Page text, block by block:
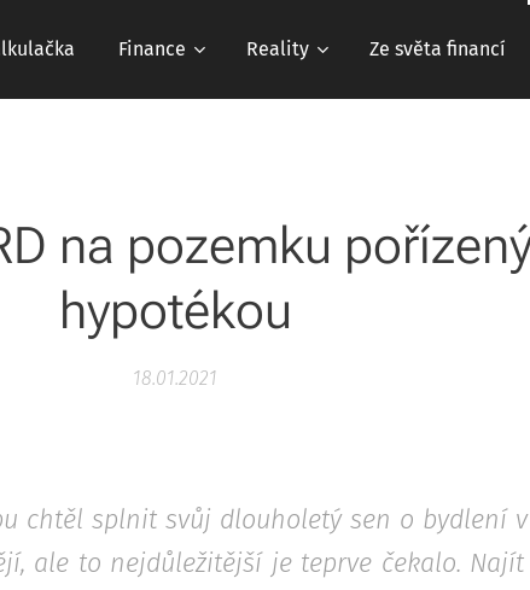
Finance Reality Ze světa financí
na pozemku
hypotékou
18.01.2021
chtěl splnit svůj dlouholetý sen o bydlení
ale to nejdůležitější je teprve čekalo.